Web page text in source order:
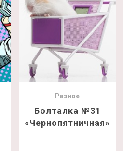
Разное
Болталка №31
«Чернопятничная»